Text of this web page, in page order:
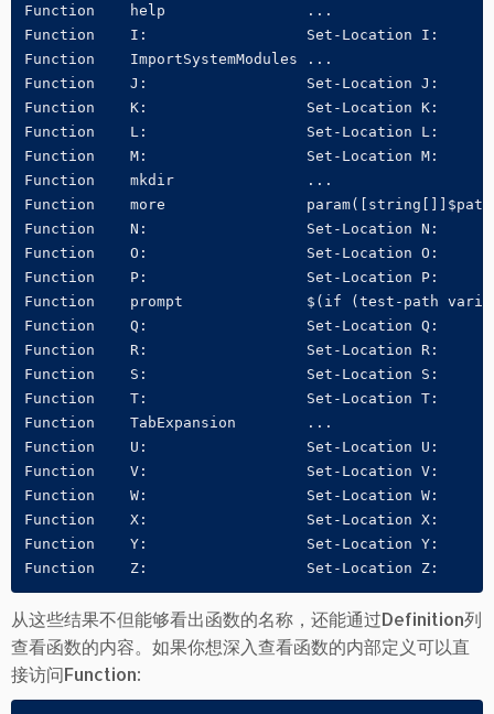
Function    help                ...
Function    I:                  Set-Location I:
Function    ImportSystemModules ...
Function    J:                  Set-Location J:
Function    K:                  Set-Location K:
Function    L:                  Set-Location L:
Function    M:                  Set-Location M:
Function    mkdir               ...
Function    more
Function    N:                  Set-Location N:
Function    O:                  Set-Location O:
Function    P:                  Set-Location P:
Function    prompt              $(if (test-path
Function    Q:                  Set-Location Q:
Function    R:                  Set-Location R:
Function    S:                  Set-Location S:
Function    T:                  Set-Location T:
Function    TabExpansion        ...
Function    U:                  Set-Location U:
Function    V:                  Set-Location V:
Function    W:                  Set-Location W:
Function    X:                  Set-Location X:
Function    Y:                  Set-Location Y:
Function    Z:                  Set-Location Z:
从这些结果不但能够看出函数的名称，还能通过Definition列
查看函数的内容。如果你想深入查看函数的内部定义可以直
接访问Function: